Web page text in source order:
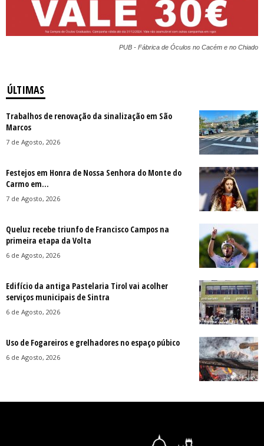
PUB - Fábrica de Óculos no Cacém e no Chiado
ÚLTIMAS
Trabalhos de renovação da sinalização em São
Marcos
7 de Agosto, 2026
Festejos em Honra de Nossa Senhora do Monte do
Carmo em...
7 de Agosto, 2026
Queluz recebe triunfo de Francisco Campos na
primeira etapa da Volta
6 de Agosto, 2026
Edifício da antiga Pastelaria Tirol vai acolher
serviços municipais de Sintra
6 de Agosto, 2026
Uso de Fogareiros e grelhadores no espaço púbico
6 de Agosto, 2026